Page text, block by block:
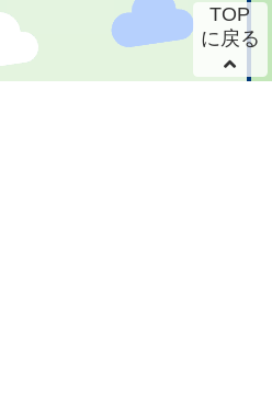
TOP
に戻る